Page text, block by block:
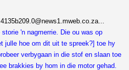
'n nagmerrie. Die ou was op
julle hoe om dit uit te spreek?] toe hy
verbygaan in die stof en slaan toe
brakkies by hom in die motor gehad.